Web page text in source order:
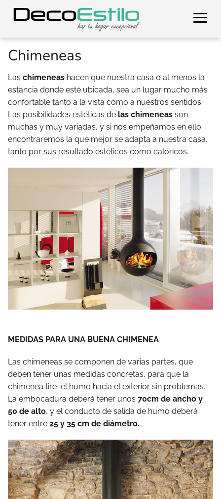
Chimeneas
Las chimeneas hacen que nuestra casa o al menos la
estancia donde esté ubicada, sea un lugar mucho más
confortable tanto a la vista como a nuestros sentidos.
Las posibilidades estéticas de las chimeneas son
muchas y muy variadas, y si nos empeñamos en ello
encontraremos la que mejor se adapta a nuestra casa,
tanto por sus resultado estéticos como calóricos.
MEDIDAS PARA UNA BUENA CHIMENEA
Las chimeneas se componen de varias partes, que
deben tener unas medidas concretas, para que la
chimenea tire el humo hacia el exterior sin problemas.
La embocadura deberá tener unos 70cm de ancho y
50 de alto, y el conducto de salida de humo deberá
tener entre 25 y 35 cm de diámetro.